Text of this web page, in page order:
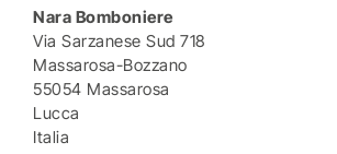
Nara Bomboniere
Via Sarzanese Sud 718
Massarosa-Bozzano
55054 Massarosa
Lucca
Italia